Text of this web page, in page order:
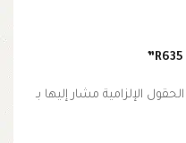
الحقول الإلزامية مشار إليها بـ